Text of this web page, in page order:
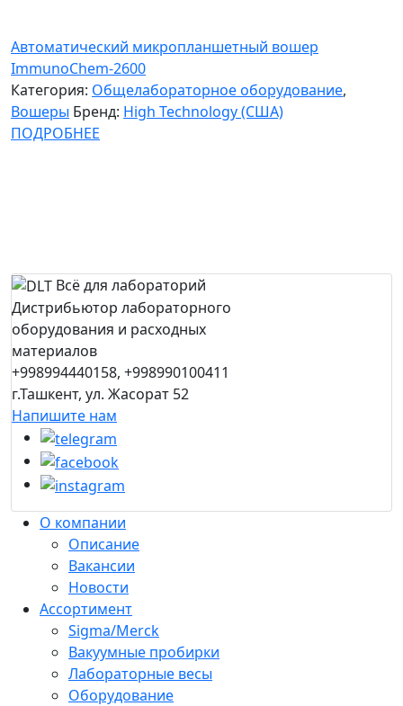
Автоматический микропланшетный вошер
ImmunoChem-2600
Категория: Общелабораторное оборудование,
Вошеры Бренд: High Technology (США)
ПОДРОБНЕЕ
Всё для лабораторий
Дистрибьютор лабораторного
оборудования и расходных
материалов
+998994440158, +998990100411
г.Ташкент, ул. Жасорат 52
Напишите нам
О компании
Описание
Вакансии
Новости
Ассортимент
Sigma/Merck
Вакуумные пробирки
Лабораторные весы
Оборудование